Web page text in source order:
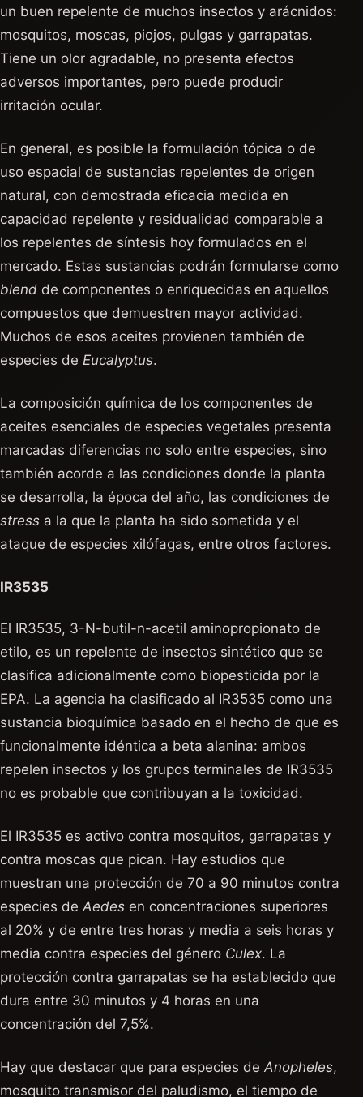
un buen repelente de muchos insectos y arácnidos:
mosquitos, moscas, piojos, pulgas y garrapatas.
Tiene un olor agradable, no presenta efectos
adversos importantes, pero puede producir
irritación ocular.
En general, es posible la formulación tópica o de
uso espacial de sustancias repelentes de origen
natural, con demostrada eficacia medida en
capacidad repelente y residualidad comparable a
los repelentes de síntesis hoy formulados en el
mercado. Estas sustancias podrán formularse como
blend de componentes o enriquecidas en aquellos
compuestos que demuestren mayor actividad.
Muchos de esos aceites provienen también de
especies de Eucalyptus.
La composición química de los componentes de
aceites esenciales de especies vegetales presenta
marcadas diferencias no solo entre especies, sino
también acorde a las condiciones donde la planta
se desarrolla, la época del año, las condiciones de
stress a la que la planta ha sido sometida y el
ataque de especies xilófagas, entre otros factores.
IR3535
El IR3535, 3-N-butil-n-acetil aminopropionato de
etilo, es un repelente de insectos sintético que se
clasifica adicionalmente como biopesticida por la
EPA. La agencia ha clasificado al IR3535 como una
sustancia bioquímica basado en el hecho de que es
funcionalmente idéntica a beta alanina: ambos
repelen insectos y los grupos terminales de IR3535
no es probable que contribuyan a la toxicidad.
El IR3535 es activo contra mosquitos, garrapatas y
contra moscas que pican. Hay estudios que
muestran una protección de 70 a 90 minutos contra
especies de Aedes en concentraciones superiores
al 20% y de entre tres horas y media a seis horas y
media contra especies del género Culex. La
protección contra garrapatas se ha establecido que
dura entre 30 minutos y 4 horas en una
concentración del 7,5%.
Hay que destacar que para especies de Anopheles,
mosquito transmisor del paludismo, el tiempo de